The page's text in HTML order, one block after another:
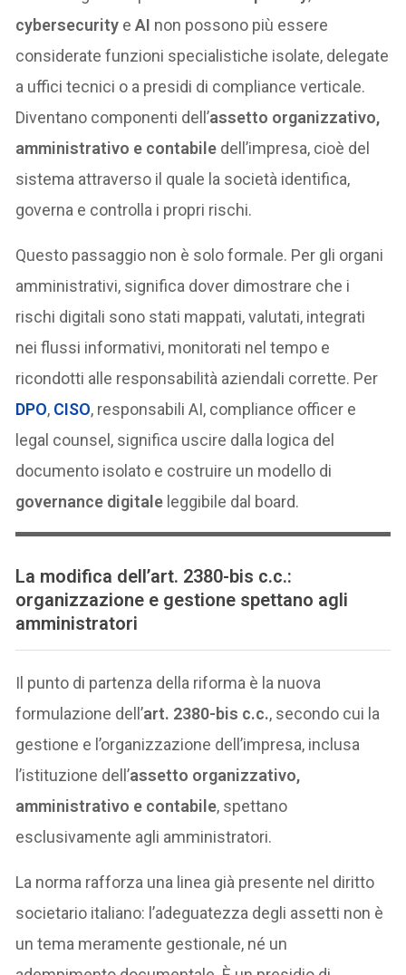
cybersecurity eAI non possono più essere
considerate funzioni specialistiche isolate, delegate
a uffici tecnici o a presidi di compliance verticale.
Diventano componenti dell’assetto organizzativo,
amministrativo e contabile dell’impresa, cioè del
sistema attraverso il quale la società identifica,
governa e controlla i propri rischi.
Questo passaggio non è solo formale. Per gli organi
amministrativi, significa dover dimostrare che i
rischi digitali sono stati mappati, valutati, integrati
nei flussi informativi, monitorati nel tempo e
ricondotti alle responsabilità aziendali corrette. Per
DPO, CISO, responsabili AI, compliance officer e
legal counsel, significa uscire dalla logica del
documento isolato e costruire un modello di
governance digitale leggibile dal board.
La modifica dell’art. 2380-bis c.c.:
organizzazione e gestione spettano agli
amministratori
Il punto di partenza della riforma è la nuova
formulazione dell’art. 2380-bis c.c., secondo cui la
gestione e l’organizzazione dell’impresa, inclusa
l’istituzione dell’assetto organizzativo,
amministrativo e contabile, spettano
esclusivamente agli amministratori.
La norma rafforza una linea già presente nel diritto
societario italiano: l’adeguatezza degli assetti non è
un tema meramente gestionale, né un